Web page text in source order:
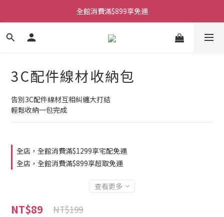
全館消費滿$899享免運
3C配件線材收納包
告別3C配件線材互相糾纏大打結
輕鬆收納一包完成
全店，全館消費滿$1299享宅配免運
全店，全館消費滿$899享超取免運
查看更多
NT$89 NT$199